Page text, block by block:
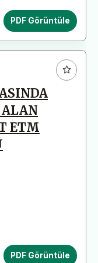
PDF Görüntüle
ETM
PDF Görüntüle